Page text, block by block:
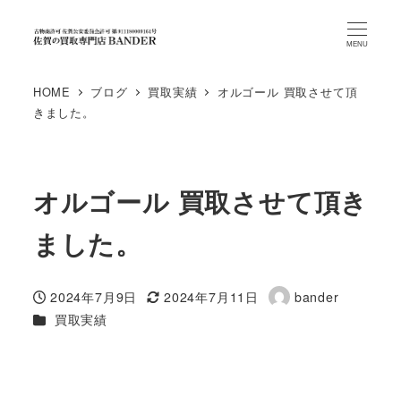
MENU
HOME ブログ 買取実績
オルゴール 買取させて頂
きました。
オルゴール 買取させて頂き
ました。
投稿日
2024年7月9日
更新日
2024年7月11日
著
bander
カテゴリー
買取実績